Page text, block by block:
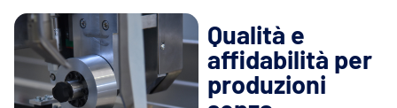
Qualità e
affidabilità per
produzioni